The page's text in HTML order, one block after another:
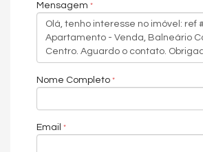
🧸 Brinquedoteca
🛡️ Portaria 24h e segurança
Centro de Balneário Camboriú/SC:
mercados, farmácias, escolas, comércio,
➡️ BC NORTE IMÓVEIS
desejado do Brasil.
Mensagem
Nome Completo
Email